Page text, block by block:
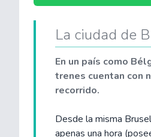
La ciudad de
En un país como
trenes cuentan con
recorrido.
Desde la misma
apenas una hora